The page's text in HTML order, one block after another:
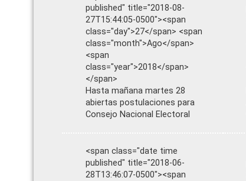
published" title="2018-08-
27T15:44:05-0500"><span
class="day">27</span> <span
class="month">Ago</span>
<span
class="year">2018</span>
</span>
Hasta mañana martes 28
abiertas postulaciones para
Consejo Nacional Electoral
<span class="date time
published" title="2018-06-
28T13:46:07-0500"><span